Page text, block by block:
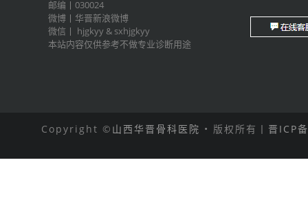
邮编丨030024
微博丨 华晋新浪微博
微信丨 hjgkyy & sxhjgkyy
本站内容仅供参考不做专业诊断用途
Copyright © 山西华晋骨科医院 • 版权所有丨 晋ICP